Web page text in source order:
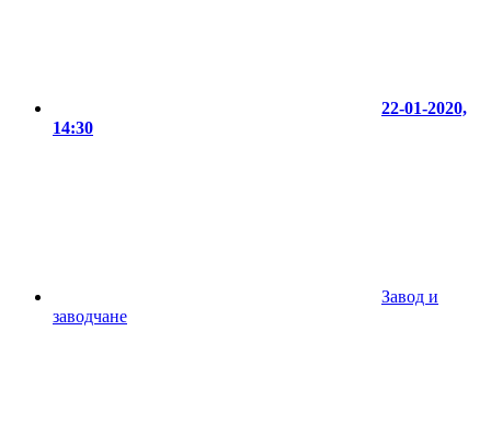
22-01-2020,
14:30
Завод и
заводчане